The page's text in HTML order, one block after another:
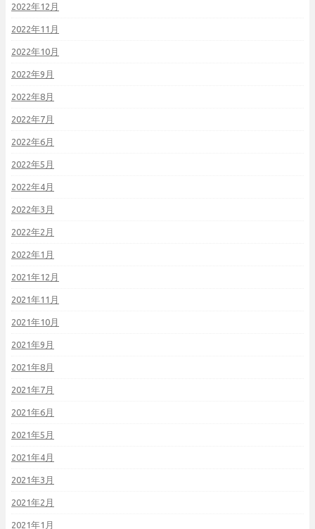
2022年12月
2022年11月
2022年10月
2022年9月
2022年8月
2022年7月
2022年6月
2022年5月
2022年4月
2022年3月
2022年2月
2022年1月
2021年12月
2021年11月
2021年10月
2021年9月
2021年8月
2021年7月
2021年6月
2021年5月
2021年4月
2021年3月
2021年2月
2021年1月